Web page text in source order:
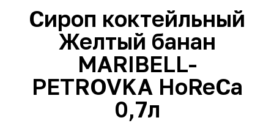
Сироп коктейльный
Желтый банан
MARIBELL-
PETROVKA HoReCa
0,7л